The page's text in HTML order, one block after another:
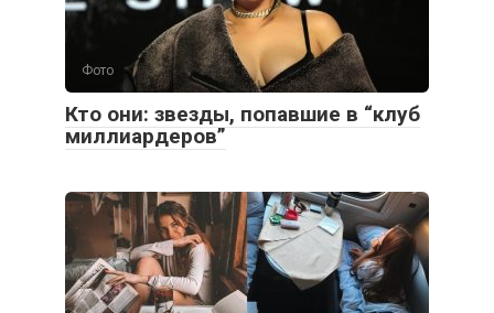
Фото
Кто они: звезды, попавшие в “клуб
миллиардеров”